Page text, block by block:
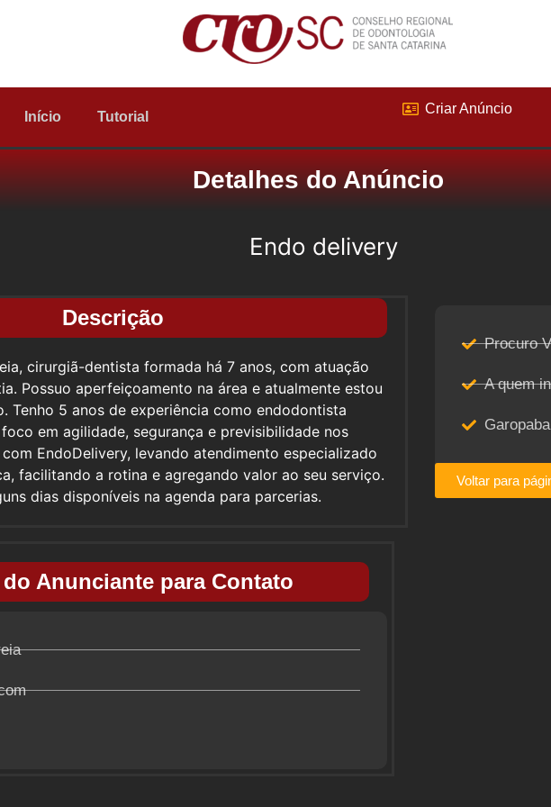
Início Tutorial
Criar Anúncio
Detalhes do Anúncio
Endo delivery
Descrição
cirurgiã-dentista formada há 7 anos, com atuação
Possuo aperfeiçoamento na área e atualmente estou
Tenho 5 anos de experiência como endodontista
em agilidade, segurança e previsibilidade nos
EndoDelivery, levando atendimento especializado
facilitando a rotina e agregando valor ao seu serviço.
dias disponíveis na agenda para parcerias.
Anunciante para Contato
Procuro
A quem
Garopaba
Voltar para